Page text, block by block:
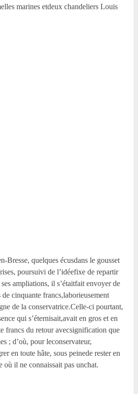
marines etdeux chandeliers Louis
Bresse, quelques écusdans le gousset
poursuivi de l’idéefixe de repartir
ampliations, il s’étaitfait envoyer de
de cinquante francs,laborieusement
de la conservatrice.Celle-ci pourtant,
qui s’éternisait,avait en gros et en
francs du retour avecsignification que
; d’où, pour leconservateur,
en toute hâte, sous peinede rester en
où il ne connaissait pas unchat.